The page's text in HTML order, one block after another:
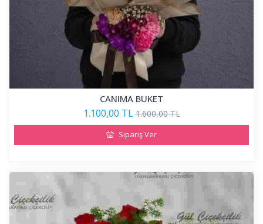
CANIMA BUKET
1.100,00 TL 1.600,00 TL
Sipariş Ver